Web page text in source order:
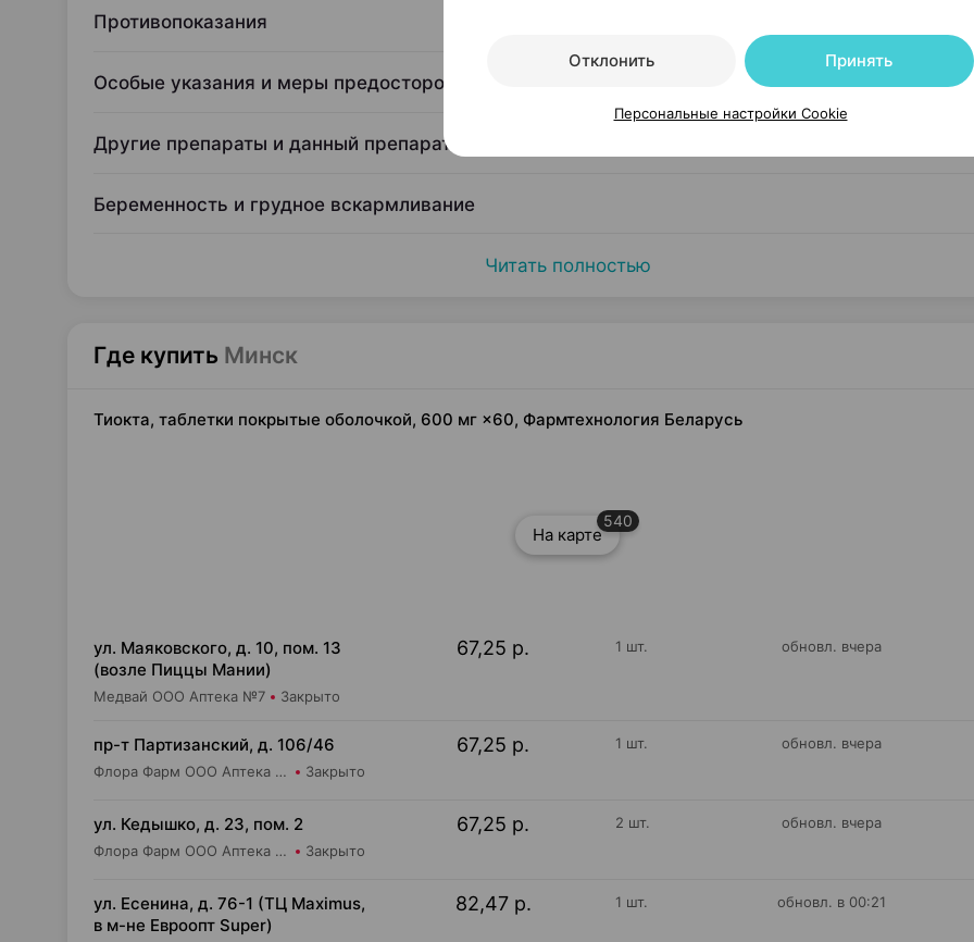
Противопоказания
Особые указания и меры предосторожности
Другие препараты и данный препарат
Беременность и грудное вскармливание
Читать полностью
Где купить Минск
Тиокта, таблетки покрытые оболочкой, 600 мг ×60, Фармтехнология Беларусь
На карте
540
ул. Маяковского, д. 10, пом. 13
(возле Пиццы Мании)
Медвай ООО Аптека №7 Закрыто
67,25 р. 1 шт. обновл. вчера
пр-т Партизанский, д. 106/46
Флора Фарм ООО Аптека №20 Закрыто
67,25 р. 1 шт. обновл. вчера
ул. Кедышко, д. 23, пом. 2
Флора Фарм ООО Аптека №21 Закрыто
67,25 р. 2 шт. обновл. вчера
ул. Есенина, д. 76-1 (ТЦ Maximus,
в м-не Евроопт Super)
82,47 р. 1 шт. обновл. в 00:21
Отклонить Принять
Персональные настройки Cookie